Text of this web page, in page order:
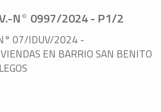
N° 0997/2024 - P1/2
07/IDUV/2024 -
EN BARRIO SAN BENITO